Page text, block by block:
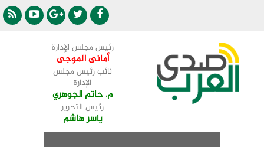
رئيس مجلس الإدارة
أمانى الموجى
نائب رئيس مجلس
الإدارة
م. حاتم الجوهري
رئيس التحرير
ياسر هاشم